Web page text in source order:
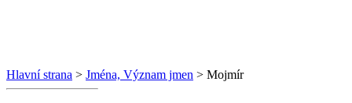
Hlavní strana > Jména, Význam jmen > Mojmír